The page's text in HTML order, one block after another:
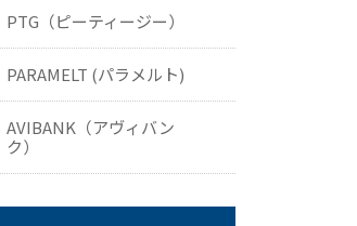
PTG（ピーティージー）
PARAMELT (パラメルト)
AVIBANK（アヴィバン
ク）